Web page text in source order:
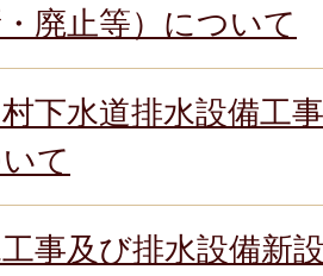
廃止等）について
下水道排水設備工
て
事及び排水設備新